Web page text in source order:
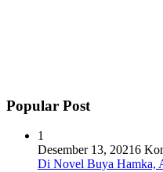
Popular Post
1
Desember 13, 20216
Di Novel Buya Hamka,